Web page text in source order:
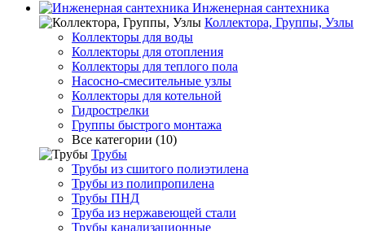
Инженерная сантехника
Коллектора, Группы, Узлы
Коллекторы для воды
Коллекторы для отопления
Коллекторы для теплого пола
Насосно-смесительные узлы
Коллекторы для котельной
Гидрострелки
Группы быстрого монтажа
Все категории (10)
Трубы
Трубы из сшитого полиэтилена
Трубы из полипропилена
Трубы ПНД
Труба из нержавеющей стали
Трубы канализационные